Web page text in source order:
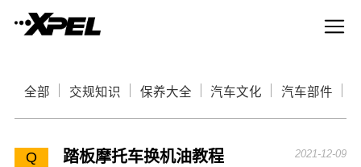
全部 交规知识 保养大全 汽车文化 汽车部件
Q 踏板摩托车换机油教程 2021-12-09